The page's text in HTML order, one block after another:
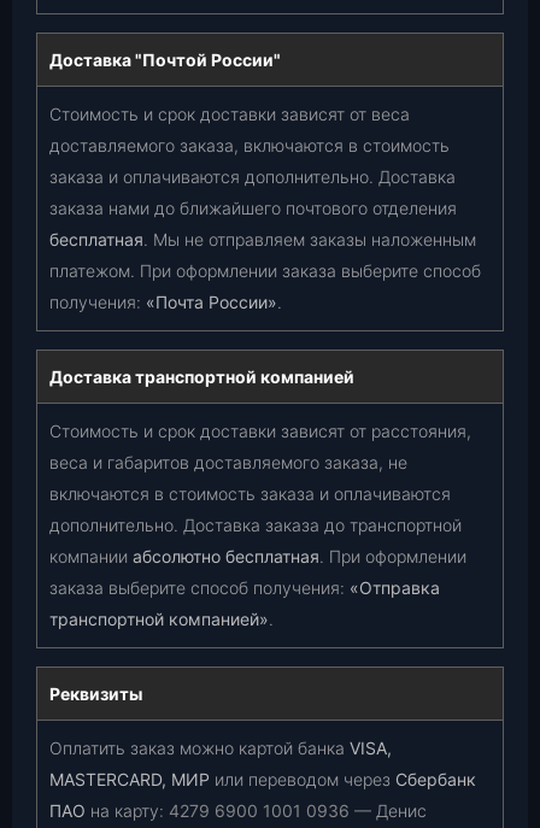
Доставка "Почтой России"
Стоимость и срок доставки зависят от веса
доставляемого заказа, включаются в стоимость
заказа и оплачиваются дополнительно. Доставка
заказа нами до ближайшего почтового отделения
бесплатная. Мы не отправляем заказы наложенным
платежом. При оформлении заказа выберите способ
получения: «Почта России».
Доставка транспортной компанией
Стоимость и срок доставки зависят от расстояния,
веса и габаритов доставляемого заказа, не
включаются в стоимость заказа и оплачиваются
дополнительно. Доставка заказа до транспортной
компании абсолютно бесплатная. При оформлении
заказа выберите способ получения: «Отправка
транспортной компанией».
Реквизиты
Оплатить заказ можно картой банка VISA,
MASTERCARD, МИР или переводом через Сбербанк
ПАО на карту: 4279 6900 1001 0936 — Денис